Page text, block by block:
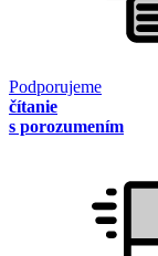
Podporujeme
čítanie
s porozumením